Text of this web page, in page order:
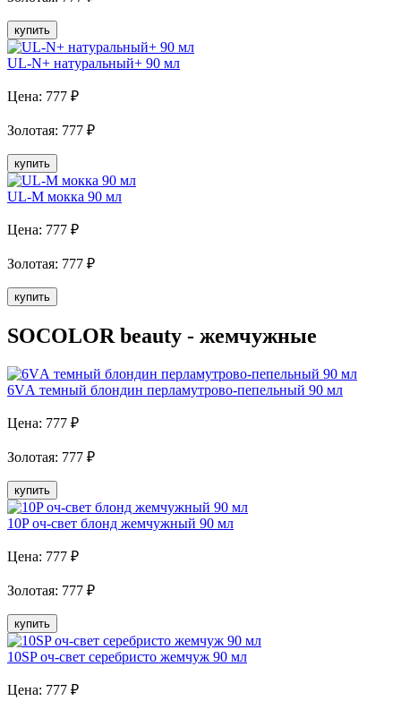
купить
UL-N+ натуральный+ 90 мл
Цена: 777 ₽
Золотая: 777 ₽
купить
UL-M мокка 90 мл
Цена: 777 ₽
Золотая: 777 ₽
купить
SOCOLOR beauty - жемчужные
6VА темный блондин перламутрово-пепельный 90 мл
Цена: 777 ₽
Золотая: 777 ₽
купить
10P оч-свет блонд жемчужный 90 мл
Цена: 777 ₽
Золотая: 777 ₽
купить
10SP оч-свет серебристо жемчуж 90 мл
Цена: 777 ₽